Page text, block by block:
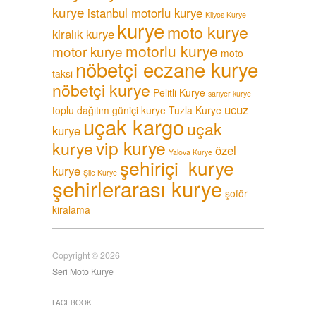
kurye istanbul motorlu kurye Kilyos Kurye
kiralık kurye kuryemoto kurye
motor kurye motorlu kurye moto
taksi nöbetçi eczane kurye
nöbetçi kurye Pelitli Kurye sarıyer kurye
toplu dağıtım güniçi kurye Tuzla Kurye ucuz
kurye uçak kargouçak
kuryevip kurye Yalova Kurye özel
kurye Şile Kurye şehiriçi kurye
şehirlerarası kurye şoför
kiralama
Copyright © 2026
Seri Moto Kurye
FACEBOOK